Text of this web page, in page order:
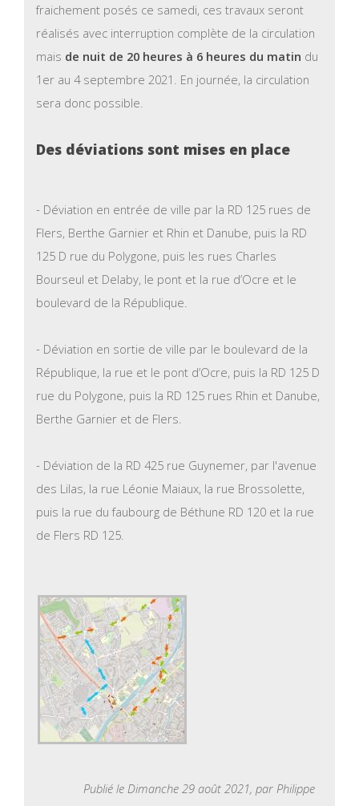
fraichement posés ce samedi, ces travaux seront
réalisés avec interruption complète de la circulation
mais de nuit de 20 heures à 6 heures du matin du
1er au 4 septembre 2021. En journée, la circulation
sera donc possible.
Des déviations sont mises en place
- Déviation en entrée de ville par la RD 125 rues de
Flers, Berthe Garnier et Rhin et Danube, puis la RD
125 D rue du Polygone, puis les rues Charles
Bourseul et Delaby, le pont et la rue d’Ocre et le
boulevard de la République.
- Déviation en sortie de ville par le boulevard de la
République, la rue et le pont d’Ocre, puis la RD 125 D
rue du Polygone, puis la RD 125 rues Rhin et Danube,
Berthe Garnier et de Flers.
- Déviation de la RD 425 rue Guynemer, par l'avenue
des Lilas, la rue Léonie Maiaux, la rue Brossolette,
puis la rue du faubourg de Béthune RD 120 et la rue
de Flers RD 125.
Publié le Dimanche 29 août 2021, par Philippe